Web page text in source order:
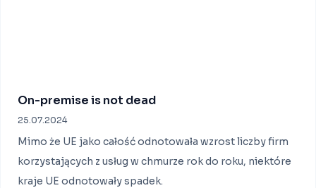
On-premise is not dead
25.07.2024
Mimo że UE jako całość odnotowała wzrost liczby firm
korzystających z usług w chmurze rok do roku, niektóre
kraje UE odnotowały spadek.